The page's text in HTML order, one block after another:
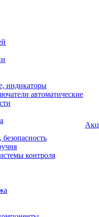
индикаторы
автоматические
контроля